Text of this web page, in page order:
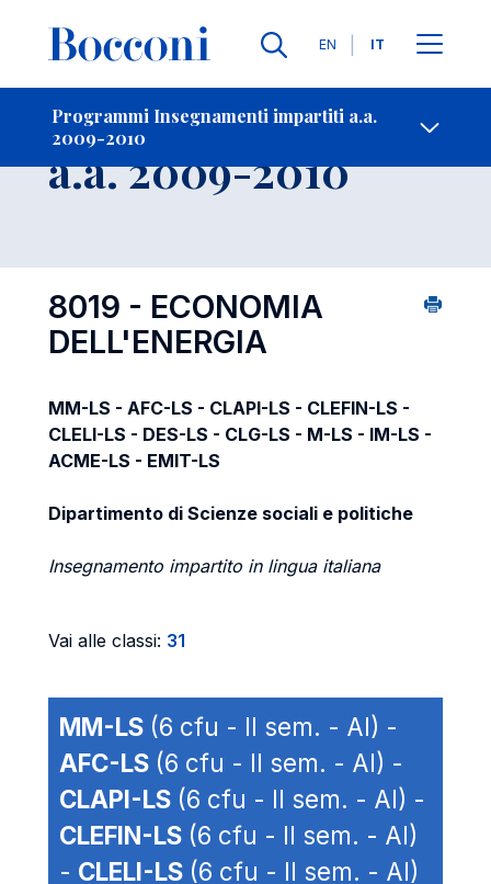
Lingue
EN IT
Programmi Insegnamenti impartiti a.a.
2009-2010
-
Insegnamento
a.a. 2009-2010
8019 - ECONOMIA
DELL'ENERGIA
MM-LS - AFC-LS - CLAPI-LS - CLEFIN-LS -
CLELI-LS - DES-LS - CLG-LS - M-LS - IM-LS -
ACME-LS - EMIT-LS
Dipartimento di Scienze sociali e politiche
Insegnamento impartito in lingua italiana
Vai alle classi: 31
MM-LS (6 cfu - II sem. - AI) -
AFC-LS (6 cfu - II sem. - AI) -
CLAPI-LS (6 cfu - II sem. - AI) -
CLEFIN-LS (6 cfu - II sem. - AI)
- CLELI-LS (6 cfu - II sem. - AI)